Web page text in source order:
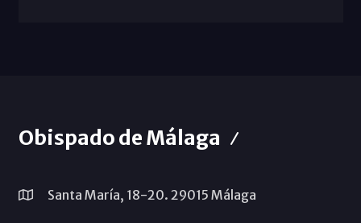
Obispado de Málaga
Santa María, 18-20. 29015 Málaga